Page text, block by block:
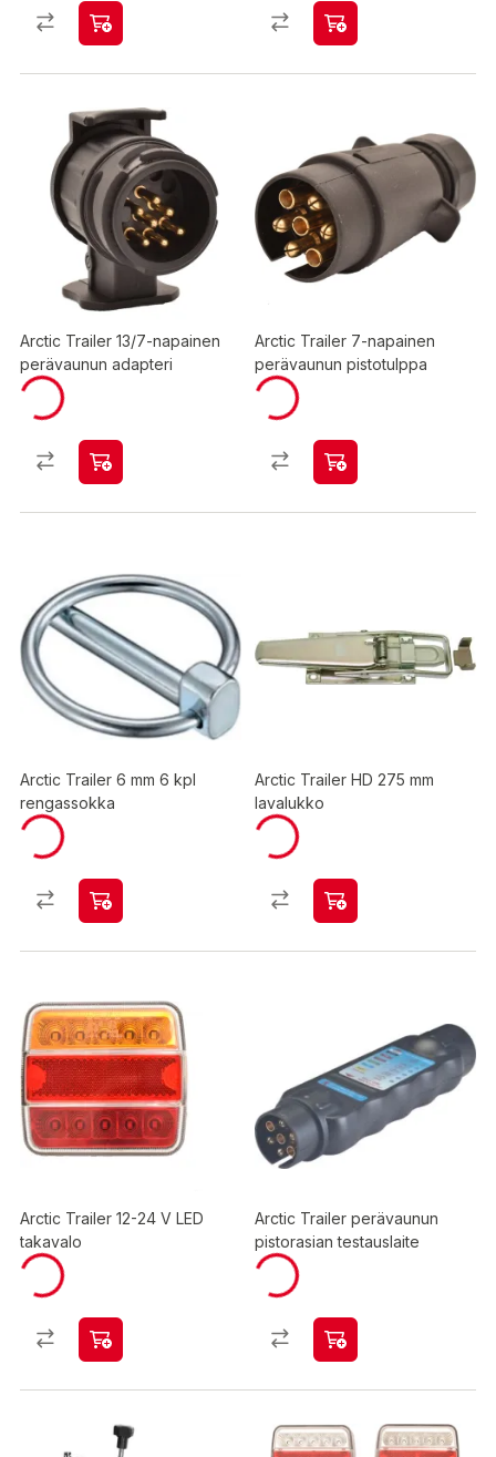
Arctic Trailer 13/7-napainen
perävaunun adapteri
Arctic Trailer 7-napainen
perävaunun pistotulppa
Arctic Trailer 6 mm 6 kpl
rengassokka
Arctic Trailer HD 275 mm
lavalukko
Arctic Trailer 12-24 V LED
takavalo
Arctic Trailer perävaunun
pistorasian testauslaite